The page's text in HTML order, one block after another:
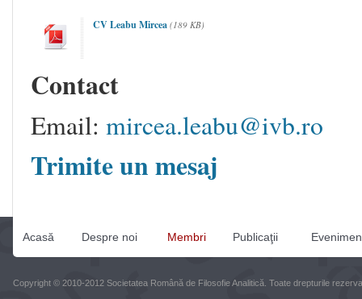
CV Leabu Mircea (189 KB)
Contact
Email: mircea.leabu@ivb.ro
Trimite un mesaj
Acasă Despre noi Membri Publicaţii
Copyright © 2010-2012 Societatea Română de Filosofie Analitică. Toate drepturile